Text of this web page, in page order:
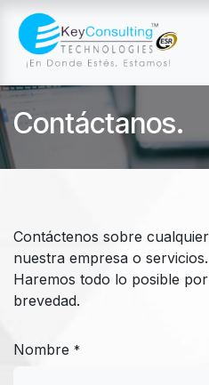
Ir al contenido
Contáctanos.
Contáctenos sobre
nuestra empresa o servicios.
Haremos todo lo posible
brevedad.
Nombre *